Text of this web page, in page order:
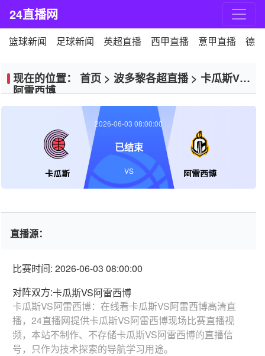
24直播网
篮球新闻 足球新闻 英超直播 西甲直播 意甲直播 德
现在的位置： 首页 > 波多黎各超直播> 卡瓜斯VS
阿雷西博
卡瓜斯 阿雷西博
2026-06-03 08:00:00
已结束
VS
直播源：
比赛时间: 2026-06-03 08:00:00
对阵双方:卡瓜斯VS阿雷西博
卡瓜斯VS阿雷西博：在线看卡瓜斯VS阿雷西博高清直
播，24直播网提供卡瓜斯VS阿雷西博现场比赛直播视
频，本站不制作、不存储卡瓜斯VS阿雷西博的直播信
号，只作为技术探索的导航学习用途。